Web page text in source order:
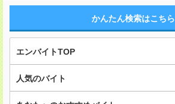
かんたん検索はこちら
エンバイトTOP
人気のバイト